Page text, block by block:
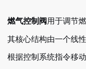
燃气控制阀用于调节
其核心结构由一个线
根据控制系统指令移